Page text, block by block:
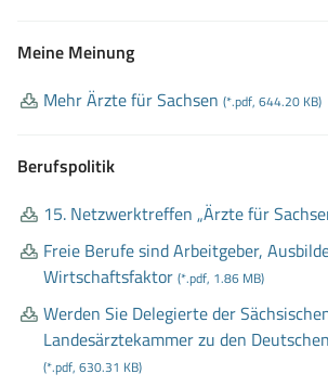
Meine Meinung
Mehr Ärzte für Sachsen (*.pdf, 644.20 KB)
Berufspolitik
15. Netzwerktreffen „Ärzte für
Freie Berufe sind Arbeitgeber,
Wirtschaftsfaktor (*.pdf, 1.86 MB)
Werden Sie Delegierte der
Landesärztekammer zu den
(*.pdf, 630.31 KB)